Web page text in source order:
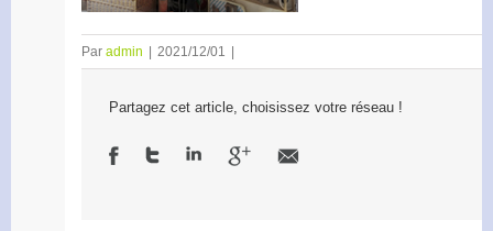
Par admin 2021/12/01
Partagez cet article, choisissez votre réseau !